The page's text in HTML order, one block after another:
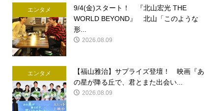
エンタメ
9/4(金)スタート！ 『北山宏光 THE
WORLD BEYOND』 北山「このような
形...
2026.08.09
エンタメ
【福山雅治】サプライズ登壇！ 映画『あ
の星が降る丘で、君とまた出会い...
2026.08.09